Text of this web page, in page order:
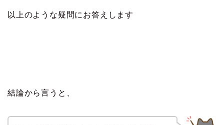
以上のような疑問にお答えします
結論から言うと、